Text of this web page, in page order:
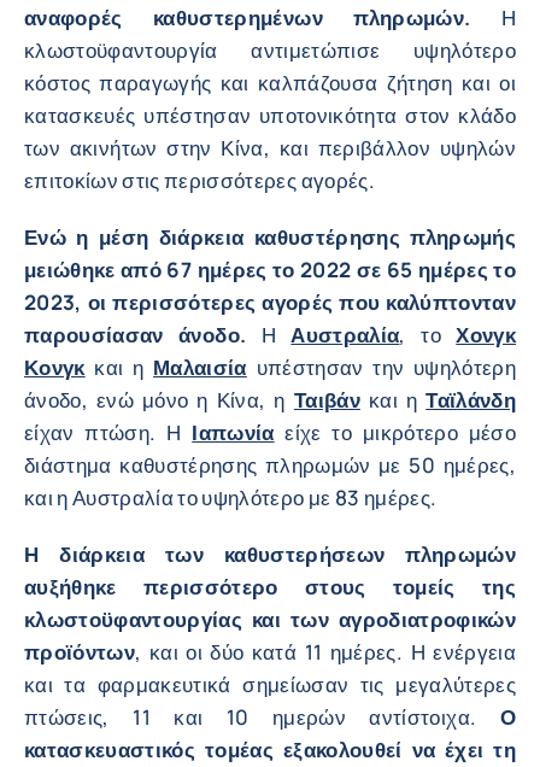
αναφορές καθυστερημένων πληρωμών. Η
κλωστοϋφαντουργία αντιμετώπισε υψηλότερο
κόστος παραγωγής και καλπάζουσα ζήτηση και οι
κατασκευές υπέστησαν υποτονικότητα στον κλάδο
των ακινήτων στην Κίνα, και περιβάλλον υψηλών
επιτοκίων στις περισσότερες αγορές.
Ενώ η μέση διάρκεια καθυστέρησης πληρωμής
μειώθηκε από 67 ημέρες το 2022 σε 65 ημέρες το
2023, οι περισσότερες αγορές που καλύπτονταν
παρουσίασαν άνοδο. ΗΑυστραλία, τοΧονγκ
Κονγκκαι η Μαλαισία υπέστησαν την υψηλότερη
άνοδο, ενώ μόνο η Κίνα, η Ταιβάνκαι ηΤαϊλάνδη
είχαν πτώση. Η Ιαπωνία είχε το μικρότερο μέσο
διάστημα καθυστέρησης πληρωμών με 50 ημέρες,
και η Αυστραλία το υψηλότερο με 83 ημέρες.
Η διάρκεια των καθυστερήσεων πληρωμών
αυξήθηκε περισσότερο στους τομείς της
κλωστοϋφαντουργίας και των αγροδιατροφικών
προϊόντων, και οι δύο κατά 11 ημέρες. Η ενέργεια
και τα φαρμακευτικά σημείωσαν τις μεγαλύτερες
πτώσεις, 11 και 10 ημερών αντίστοιχα. Ο
κατασκευαστικός τομέας εξακολουθεί να έχει τη